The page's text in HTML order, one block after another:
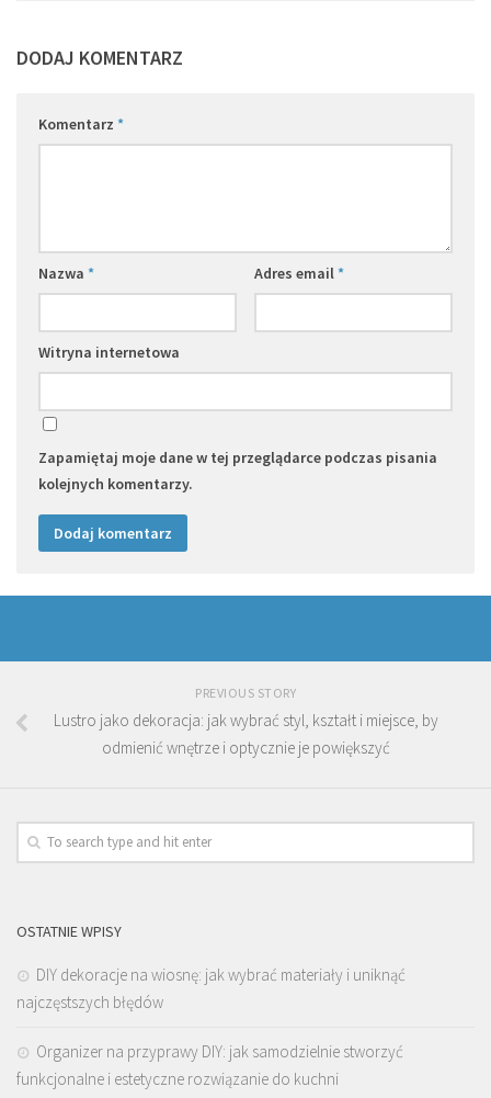
DODAJ KOMENTARZ
Komentarz *
Nazwa * Adres email*
Witryna internetowa
Zapamiętaj moje dane w tej przeglądarce podczas pisania
kolejnych komentarzy.
PREVIOUS STORY
Lustro jako dekoracja: jak wybrać styl, kształt i miejsce, by
odmienić wnętrze i optycznie je powiększyć
OSTATNIE WPISY
DIY dekoracje na wiosnę: jak wybrać materiały i uniknąć
najczęstszych błędów
Organizer na przyprawy DIY: jak samodzielnie stworzyć
funkcjonalne i estetyczne rozwiązanie do kuchni